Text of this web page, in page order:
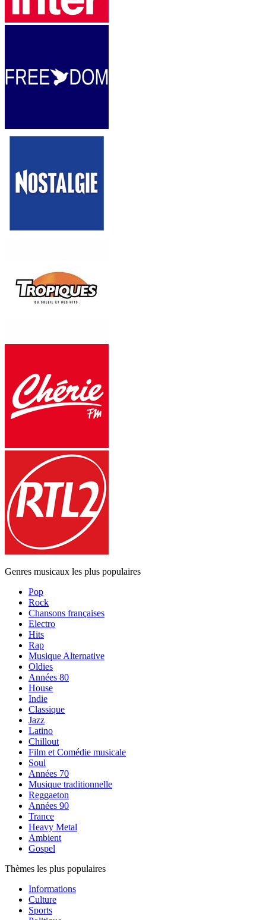
Genres musicaux les plus populaires
Pop
Rock
Chansons françaises
Electro
Hits
Rap
Musique Alternative
Oldies
Années 80
House
Indie
Classique
Jazz
Latino
Chillout
Film et Comédie musicale
Soul
Années 70
Musique traditionnelle
Reggaeton
Années 90
Trance
Heavy Metal
Ambient
Gospel
Thèmes les plus populaires
Informations
Culture
Sports